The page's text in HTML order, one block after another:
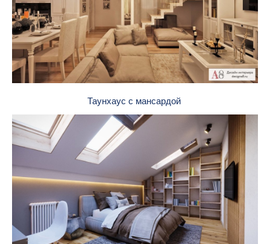
Таунхаус с мансардой